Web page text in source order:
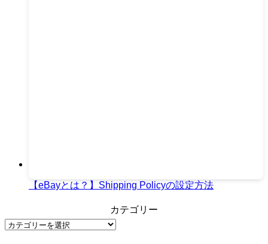
【eBayとは？】Shipping Policyの設定方法
カテゴリー
カ